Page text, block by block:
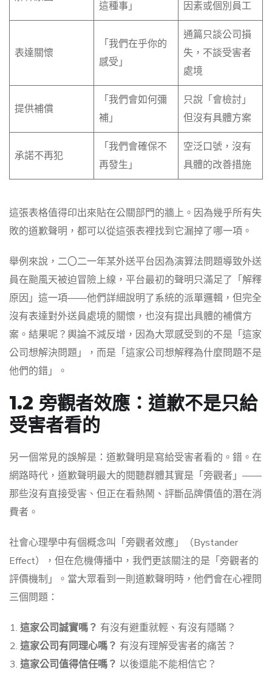
這種事」 因素或個別員工
表達關懷
「我們在乎你的
感受」
通篇只談公司損
失，不談受害者
處境
提供補償
「我們會如何彌
補」
只說「會檢討」
但沒有具體方案
承諾不再犯
「我們會確保不
再發生」
空泛口號，沒有
具體的改善措施
這張表格值得印出來貼在公關部門的牆上。因為幾乎所有失
敗的道歉聲明，都可以從這張表裡找到它漏掉了哪一項。
舉例來說，二〇二一年某外送平台因為演算法問題導致外送
員在颱風天被迫冒險上線，平台最初的聲明只滿足了「解釋
原因」這一項——他們詳細說明了系統的派單邏輯，但完全
沒有表達對外送員處境的關懷，也沒有提出具體的補償方
案。結果呢？輿論不減反增，因為大眾感受到的不是「這家
公司想解決問題」，而是「這家公司想解釋為什麼問題不是
他們的錯」。
1.2 旁觀者效應：道歉不是只給
受害者看的
另一個常見的誤解是：道歉聲明是寫給受害者看的。錯。在
網路時代，道歉聲明最大的閱聽群體其實是「旁觀者」——
那些沒有直接受害、但正在看熱鬧、評斷品牌價值的潛在消
費者。
社會心理學中有個概念叫「旁觀者效應」（Bystander
Effect），但在危機傳播中，我們更該關注的是「旁觀者的
評價機制」。當大眾看到一則道歉聲明時，他們會在心裡問
三個問題：
這家公司誠實嗎？ 有沒有避重就輕、有沒有隱瞞？
這家公司有同理心嗎？ 有沒有理解受害者的痛苦？
這家公司值得信任嗎？ 以後還能不能相信它？